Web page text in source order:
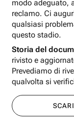
modo adeguato,
reclamo. Ci
qualsiasi
questo stadio.
Storia del
rivisto e
Prevediamo di
qualvolta si